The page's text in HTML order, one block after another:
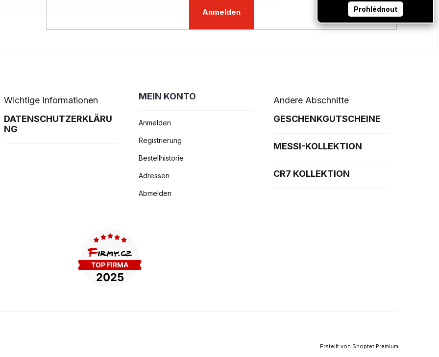
Anmelden
Wichtige Informationen
DATENSCHUTZERKLÄRU
NG
MEIN KONTO
Anmelden
Registrierung
Bestellhistorie
Adressen
Abmelden
Andere Abschnitte
GESCHENKGUTSCHEINE
MESSI-KOLLEKTION
CR7 KOLLEKTION
Erstellt von Shoptet Premium
Prohlédnout